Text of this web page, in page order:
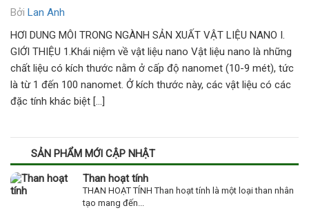
Bởi Lan Anh
HƠI DUNG MÔI TRONG NGÀNH SẢN XUẤT VẬT LIỆU NANO I.
GIỚI THIỆU 1.Khái niệm về vật liệu nano Vật liệu nano là những
chất liệu có kích thước nằm ở cấp độ nanomet (10-9 mét), tức
là từ 1 đến 100 nanomet. Ở kích thước này, các vật liệu có các
đặc tính khác biệt […]
SẢN PHẨM MỚI CẬP NHẬT
Than hoạt tính
THAN HOẠT TÍNH Than hoạt tính là một loại than nhân
tạo mang đến...